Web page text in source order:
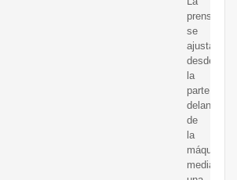
prensa
se
ajusta
desde
la
parte
delantera
de
la
máquina
mediante